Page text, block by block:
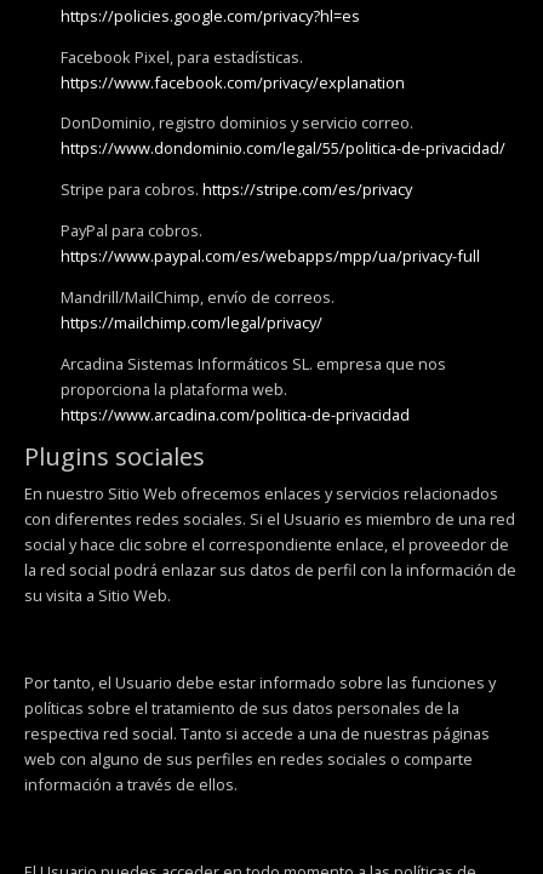
https://policies.google.com/privacy?hl=es
Facebook Pixel, para estadísticas.
https://www.facebook.com/privacy/explanation
DonDominio, registro dominios y servicio correo.
https://www.dondominio.com/legal/55/politica-de-privacidad/
Stripe para cobros. https://stripe.com/es/privacy
PayPal para cobros.
https://www.paypal.com/es/webapps/mpp/ua/privacy-full
Mandrill/MailChimp, envío de correos.
https://mailchimp.com/legal/privacy/
Arcadina Sistemas Informáticos SL. empresa que nos
proporciona la plataforma web.
https://www.arcadina.com/politica-de-privacidad
Plugins sociales
En nuestro Sitio Web ofrecemos enlaces y servicios relacionados
con diferentes redes sociales. Si el Usuario es miembro de una red
social y hace clic sobre el correspondiente enlace, el proveedor de
la red social podrá enlazar sus datos de perfil con la información de
su visita a Sitio Web.
Por tanto, el Usuario debe estar informado sobre las funciones y
políticas sobre el tratamiento de sus datos personales de la
respectiva red social. Tanto si accede a una de nuestras páginas
web con alguno de sus perfiles en redes sociales o comparte
información a través de ellos.